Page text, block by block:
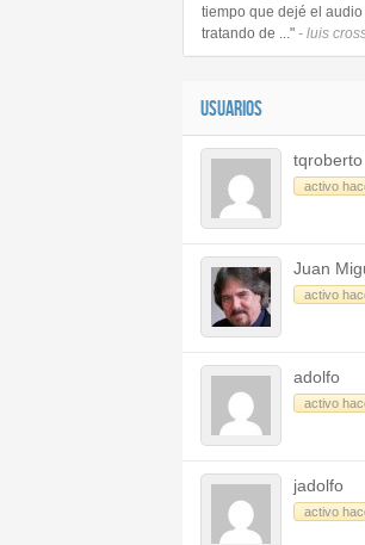
tiempo que dejé el
tratando de ..." - luis
USUARIOS
tqroberto
activo
Juan
activo
adolfo
activo
jadolfo
activo